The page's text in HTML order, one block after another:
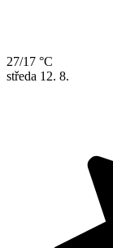
27/17 °C
středa 12. 8.